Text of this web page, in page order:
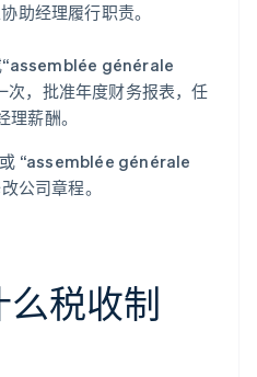
助经理履行职责。
“assemblée générale
，批准年度财务报表，任
薪酬。
“assemblée générale
公司章程。
么税收制